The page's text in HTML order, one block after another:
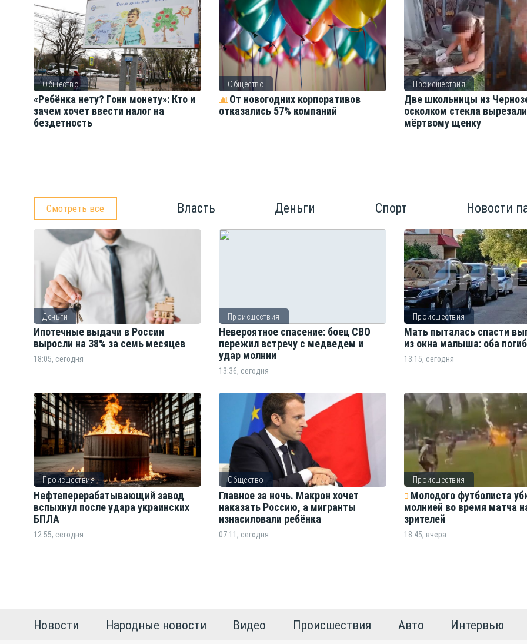
Общество
«Ребёнка нету? Гони монету»: Кто и
зачем хочет ввести налог на
бездетность
Общество
От новогодних корпоративов
отказались 57% компаний
Происшествия
Две школьницы из
осколком стекла
мёртвому щенку
Смотреть все Власть Деньги Спорт Новости
Деньги
Ипотечные выдачи в России
выросли на 38% за семь месяцев
18:05, сегодня
Происшествия
Невероятное спасение: боец СВО
пережил встречу с медведем и
удар молнии
13:36, сегодня
Происшествия
Мать пыталась спасти
из окна малыша: оба
13:15, сегодня
Происшествия
Нефтеперерабатывающий завод
вспыхнул после удара украинских
БПЛА
12:55, сегодня
Общество
Главное за ночь. Макрон хочет
наказать Россию, а мигранты
изнасиловали ребёнка
07:11, сегодня
Происшествия
Молодого футболиста
молнией во время матча
зрителей
18:45, вчера
Новости Народные новости Видео Происшествия Авто Интервью